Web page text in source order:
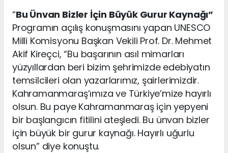
“Bu Ünvan Bizler İçin Büyük Gurur Kaynağı”
Programın açılış konuşmasını yapan UNESCO
Milli Komisyonu Başkan Vekili Prof. Dr. Mehmet
Akif Kireçci, “Bu başarının asıl mimarları
yüzyıllardan beri bizim şehrimizde edebiyatın
temsilcileri olan yazarlarımız, şairlerimizdir.
Kahramanmaraş’ımıza ve Türkiye’mize hayırlı
olsun. Bu paye Kahramanmaraş için yepyeni
bir başlangıcın fitilini ateşledi. Bu ünvan bizler
için büyük bir gurur kaynağı. Hayırlı uğurlu
olsun” diye konuştu.